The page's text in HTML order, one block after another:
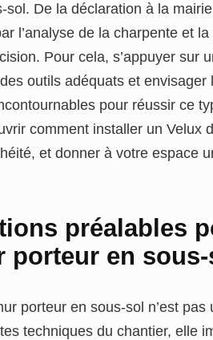
De la déclaration à la
l’analyse de la charpente et
Pour cela, s’appuyer sur
outils adéquats et envisager
pour réussir ce
comment installer un Velux
et donner à votre espace
préalables
porteur en sous-
porteur en sous-sol n’est
techniques du chantier, elle